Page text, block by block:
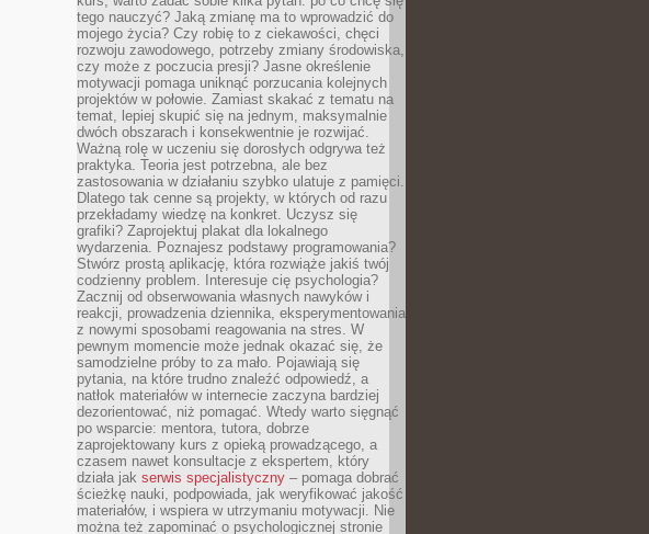
tego nauczyć? Jaką zmianę ma to wprowadzić do
mojego życia? Czy robię to z ciekawości, chęci
rozwoju zawodowego, potrzeby zmiany środowiska,
czy może z poczucia presji? Jasne określenie
motywacji pomaga uniknąć porzucania kolejnych
projektów w połowie. Zamiast skakać z tematu na
temat, lepiej skupić się na jednym, maksymalnie
dwóch obszarach i konsekwentnie je rozwijać.
Ważną rolę w uczeniu się dorosłych odgrywa też
praktyka. Teoria jest potrzebna, ale bez
zastosowania w działaniu szybko ulatuje z pamięci.
Dlatego tak cenne są projekty, w których od razu
przekładamy wiedzę na konkret. Uczysz się
grafiki? Zaprojektuj plakat dla lokalnego
wydarzenia. Poznajesz podstawy programowania?
Stwórz prostą aplikację, która rozwiąże jakiś twój
codzienny problem. Interesuje cię psychologia?
Zacznij od obserwowania własnych nawyków i
reakcji, prowadzenia dziennika, eksperymentowania
z nowymi sposobami reagowania na stres. W
pewnym momencie może jednak okazać się, że
samodzielne próby to za mało. Pojawiają się
pytania, na które trudno znaleźć odpowiedź, a
natłok materiałów w internecie zaczyna bardziej
dezorientować, niż pomagać. Wtedy warto sięgnąć
po wsparcie: mentora, tutora, dobrze
zaprojektowany kurs z opieką prowadzącego, a
czasem nawet konsultacje z ekspertem, który
działa jak serwis specjalistyczny – pomaga dobrać
ścieżkę nauki, podpowiada, jak weryfikować jakość
materiałów, i wspiera w utrzymaniu motywacji. Nie
można też zapominać o psychologicznej stronie